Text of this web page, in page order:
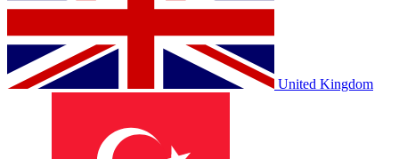
United Kingdom